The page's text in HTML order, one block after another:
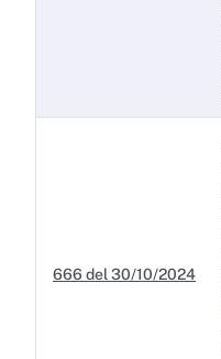
666 del 30/10/2024